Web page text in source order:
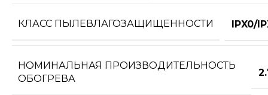
КЛАСС ПЫЛЕВЛАГОЗАЩИЩЕННОСТИ IPX0/
НОМИНАЛЬНАЯ ПРОИЗВОДИТЕЛЬНОСТЬ
ОБОГРЕВА